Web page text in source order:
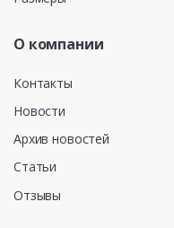
О компании
Контакты
Новости
Архив новостей
Статьи
Отзывы